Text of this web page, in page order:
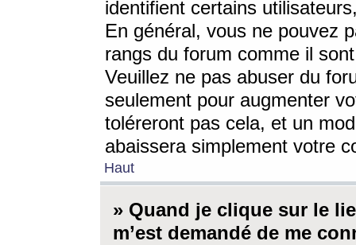
identifient certains
En général, vous ne pouvez
rangs du forum comme il
Veuillez ne pas abuser du
seulement pour augmenter
toléreront pas cela, et un
abaissera simplement votre
Haut
» Quand je clique sur le
m’est demandé de me